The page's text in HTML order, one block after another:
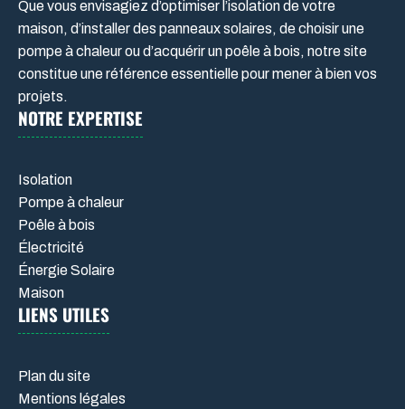
Que vous envisagiez d’optimiser l’isolation de votre
maison, d’installer des panneaux solaires, de choisir une
pompe à chaleur ou d’acquérir un poêle à bois, notre site
constitue une référence essentielle pour mener à bien vos
projets.
NOTRE EXPERTISE
Isolation
Pompe à chaleur
Poêle à bois
Électricité
Énergie Solaire
Maison
LIENS UTILES
Plan du site
Mentions légales